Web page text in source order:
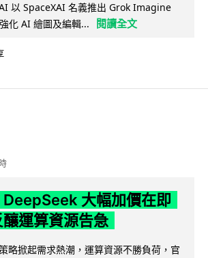
以 SpaceXAI 名義推出 Grok Imagine
化 AI 繪圖及編輯...
閱讀全文
大幅加價在即
運算資源告急
略掀起需求熱潮，運算資源不勝負荷，官